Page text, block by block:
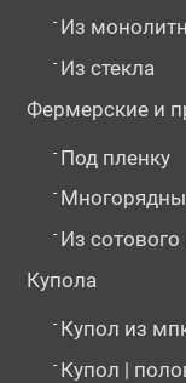
- Из
- Из стекла
Фермерские и
- Под пленку
-
- Из
Купола
- Купол из
- Купол |